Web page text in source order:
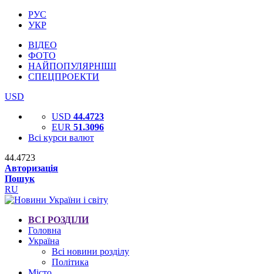
РУС
УКР
ВІДЕО
ФОТО
НАЙПОПУЛЯРНІШІ
СПЕЦПРОЕКТИ
USD
USD 44.4723
EUR 51.3096
Всі курси валют
44.4723
Авторизація
Пошук
RU
ВСІ РОЗДІЛИ
Головна
Україна
Всі новини розділу
Політика